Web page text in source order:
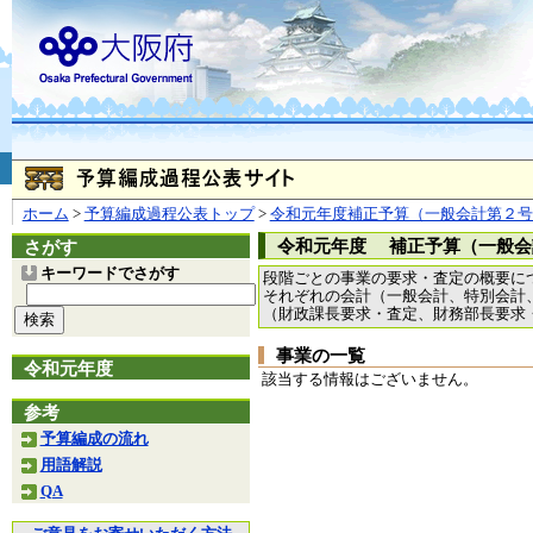
ホーム > 予算編成過程公表トップ> 令和元年度補正予算（一般会計第２
さがす
キーワードでさがす
令和元年度
参考
予算編成の流れ
用語解説
QA
令和元年度 補正予算（一般
段階ごとの事業の要求・査定の概要に
それぞれの会計（一般会計、特別会
（財政課長要求・査定、財務部長要
事業の一覧
該当する情報はございません。
お問合せ
大阪府
（法人番号 4000020270008）
本庁 〒540-8570
大阪市
〒559-8555